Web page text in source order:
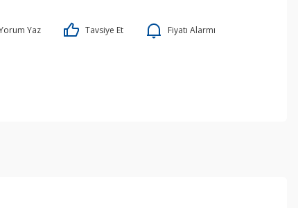
Yaz Tavsiye Et Fiyatı Alarmı